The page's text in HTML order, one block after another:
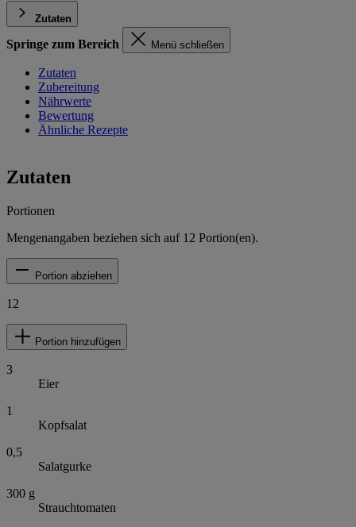
Zutaten
Springe zum Bereich Menü schließen
Zutaten
Zubereitung
Nährwerte
Bewertung
Ähnliche Rezepte
Zutaten
Portionen
Mengenangaben beziehen sich auf 12 Portion(en).
Portion abziehen
12
Portion hinzufügen
3
Eier
1
Kopfsalat
0,5
Salatgurke
300 g
Strauchtomaten